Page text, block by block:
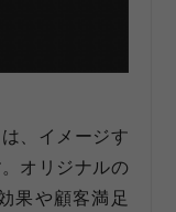
、イメージす
オリジナルの
果や顧客満足